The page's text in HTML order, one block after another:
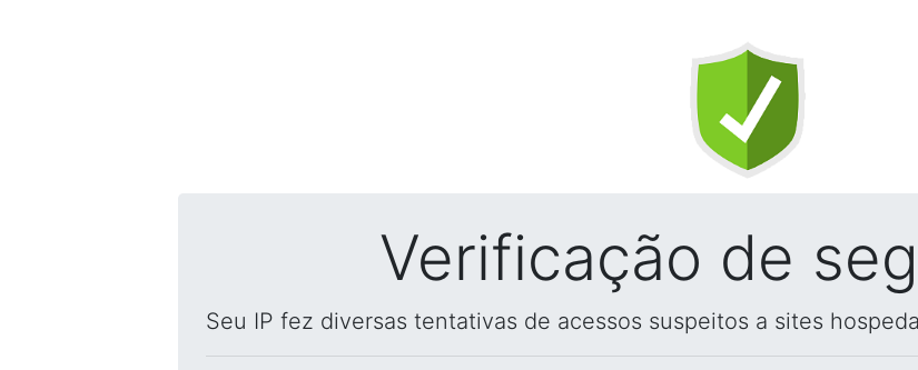
Verificação de
Seu IP fez diversas tentativas de acessos suspeitos a sites